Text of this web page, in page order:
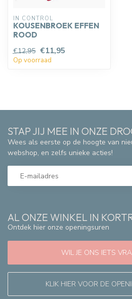
IN CONTROL
KOUSENBROEK EFFEN
ROOD
€12,95 €11,95
Op voorraad
AL ONZE WINKEL IN
Ontdek hier onze openingsuren
WIL JE ONS IETS
KLIK HIER VOOR DE
STAP JIJ MEE IN ONZE
Wees als eerste op de hoogte van
webshop, en zelfs unieke acties!